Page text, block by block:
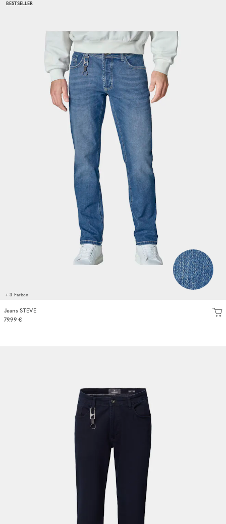
BESTSELLER
+ 3 Farben
Jeans STEVE
79.99 €